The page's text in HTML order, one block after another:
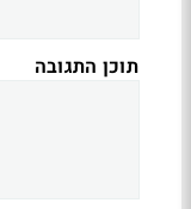
תוכן התגובה